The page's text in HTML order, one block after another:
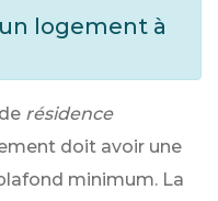
logement à
résidence
doit avoir une
minimum. La